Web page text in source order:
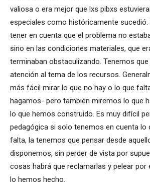
valiosa o era mejor que lxs pibxs
especiales como históricamente sucedió.
tener en cuenta que el problema no
sino en las condiciones materiales, que
terminaban obstaculizando. Tenemos
atención al tema de los recursos.
más fácil mirar lo que no hay o lo que
hagamos- pero también miremos lo que
lo que hemos construido. Es muy difícil
pedagógica si solo tenemos en cuenta lo
falta, la tenemos que pensar desde
disponemos, sin perder de vista por
cosas habrá que reclamarlas y pelear
lo hemos hecho.